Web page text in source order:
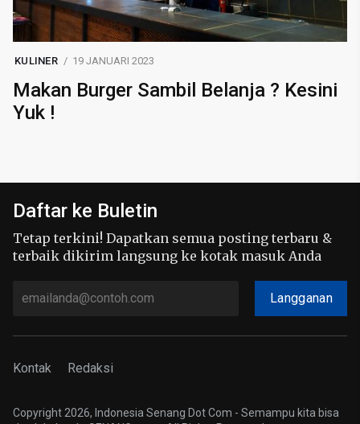
KULINER 19 JANUARI 2023
Makan Burger Sambil Belanja ? Kesini
Yuk !
Daftar ke Buletin
Tetap terkini! Dapatkan semua posting terbaru &
terbaik dikirim langsung ke kotak masuk Anda
Langganan
Kontak Redaksi
Copyright 2026, Indonesia Senang Dot Com - Semampu kita bisa